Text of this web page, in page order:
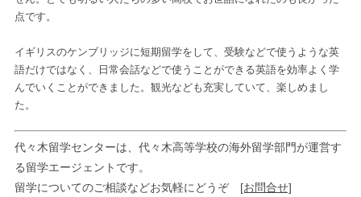
点です。
イギリスのケンブリッジに短期留学をして、受験などで使うような英
語だけではなく、日常会話などで使うことができる英語を効率よく学
んでいくことができました。観光なども充実していて、楽しめまし
た。
代々木留学センターは、代々木高等学校の海外留学部門が運営す
る留学エージェントです。
留学についてのご相談などお気軽にどうぞ [お問合せ]